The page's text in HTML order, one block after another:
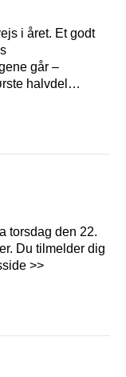
i året. Et godt
går –
halvdel…
torsdag den 22.
Du tilmelder dig
>>